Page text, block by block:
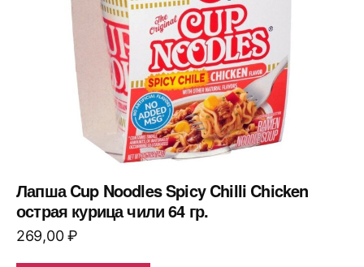
Лапша Cup Noodles Spicy Chilli Chicken
острая курица чили 64 гр.
269,00₽